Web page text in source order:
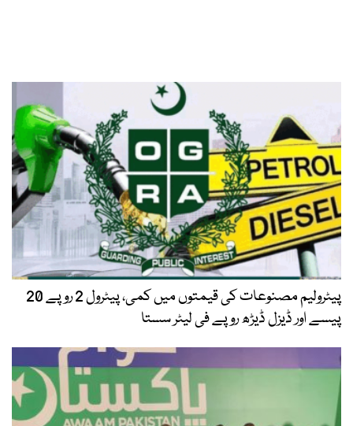
پیٹرولیم مصنوعات کی قیمتوں میں کمی، پیٹرول 2 روپے 20
پیسے اور ڈیزل ڈیڑھ روپے فی لیٹر سستا